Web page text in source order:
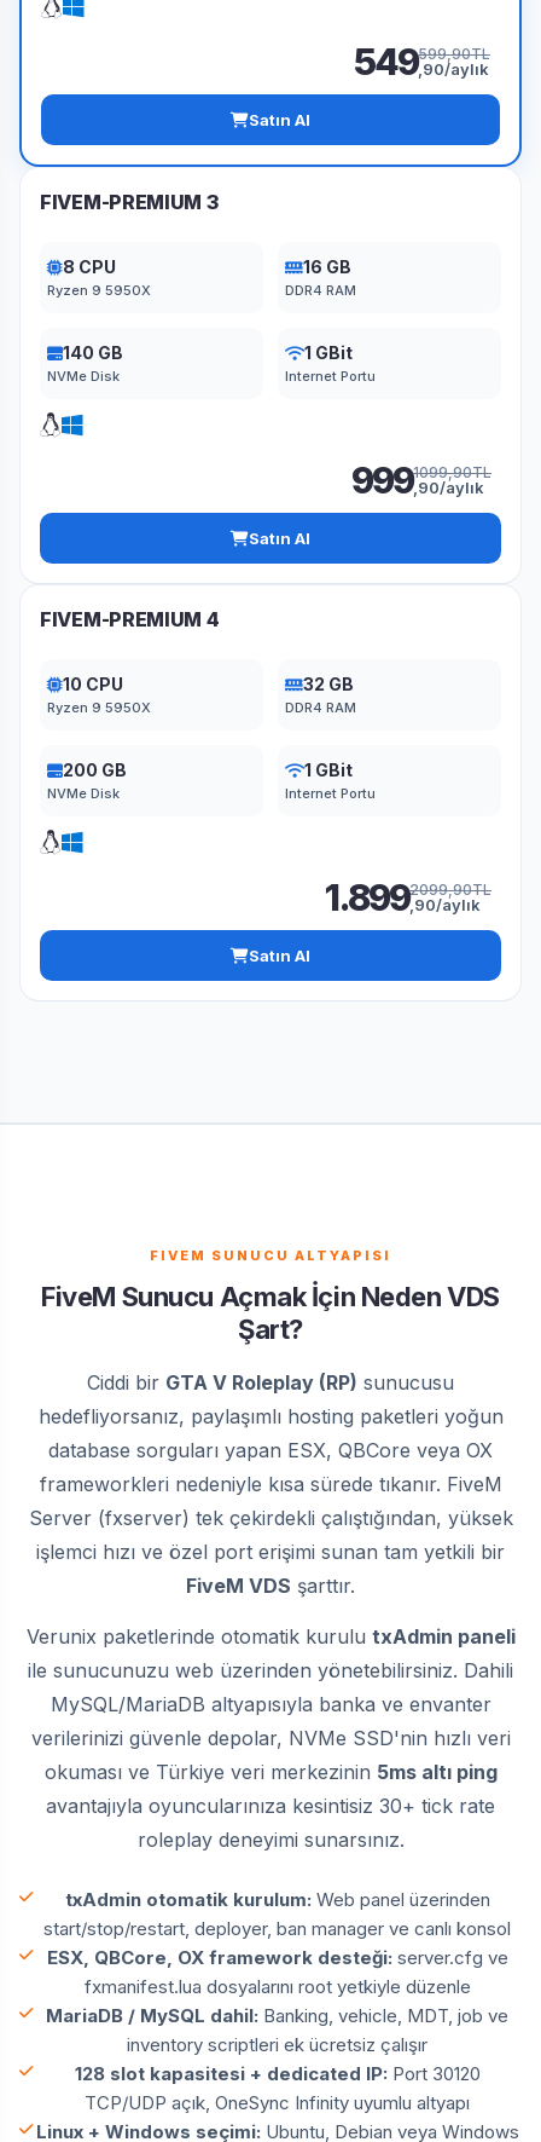
549599,90TL
,90/aylık
Satın Al
FIVEM-PREMIUM 3
8 CPU
Ryzen 9 5950X
16 GB
DDR4 RAM
140 GB
NVMe Disk
1 GBit
Internet Portu
9991099,90TL
,90/aylık
Satın Al
FIVEM-PREMIUM 4
10 CPU
Ryzen 9 5950X
32 GB
DDR4 RAM
200 GB
NVMe Disk
1 GBit
Internet Portu
1.8992099,90TL
,90/aylık
Satın Al
FIVEM SUNUCU ALTYAPISI
FiveM Sunucu Açmak İçin Neden VDS
Şart?
Ciddi bir GTA V Roleplay (RP) sunucusu
hedefliyorsanız, paylaşımlı hosting paketleri yoğun
database sorguları yapan ESX, QBCore veya OX
frameworkleri nedeniyle kısa sürede tıkanır. FiveM
Server (fxserver) tek çekirdekli çalıştığından, yüksek
işlemci hızı ve özel port erişimi sunan tam yetkili bir
FiveM VDS şarttır.
Verunix paketlerinde otomatik kurulu txAdmin paneli
ile sunucunuzu web üzerinden yönetebilirsiniz. Dahili
MySQL/MariaDB altyapısıyla banka ve envanter
verilerinizi güvenle depolar, NVMe SSD'nin hızlı veri
okuması ve Türkiye veri merkezinin 5ms altı ping
avantajıyla oyuncularınıza kesintisiz 30+ tick rate
roleplay deneyimi sunarsınız.
txAdmin otomatik kurulum: Web panel üzerinden
start/stop/restart, deployer, ban manager ve canlı konsol
ESX, QBCore, OX framework desteği: server.cfg ve
fxmanifest.lua dosyalarını root yetkiyle düzenle
MariaDB / MySQL dahil: Banking, vehicle, MDT, job ve
inventory scriptleri ek ücretsiz çalışır
128 slot kapasitesi + dedicated IP: Port 30120
TCP/UDP açık, OneSync Infinity uyumlu altyapı
Linux + Windows seçimi: Ubuntu, Debian veya Windows